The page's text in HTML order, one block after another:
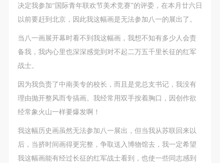
决定我参加“国际青年联欢节美术竞赛”的评委，在本月廿六日
以前要赶到北京，因此我这幅画是无法参加八一的展出了。
当八一画展开幕时看不到我这幅画，我想不知有多少人会责
备我，我内心里也深深感觉到对不起二万五千里长征的红军
战士。
因为我负责了中南美专的校长，而且是党总支书记，我没有
理由抛开整风而专搞画。我经常用双手按着胸口，因创作欲
经常象火山一样要爆发啊！
我这幅历史画虽然无法参加八一展出，但当我从苏联回来以
后，当挤时间画得更完整，争取送入博物馆去，我一定希望
我这幅画能有经过长征的红军战士看到，也使一些同志感到